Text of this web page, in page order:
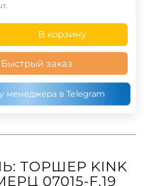
В корзину
Быстрый заказ
менеджера в Telegram
ТОРШЕР KINK
07015-F,19